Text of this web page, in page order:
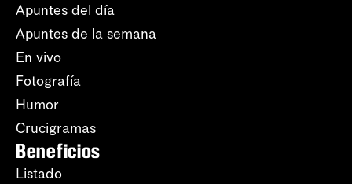
Apuntes del día
Apuntes de la semana
En vivo
Fotografía
Humor
Crucigramas
Beneficios
Listado